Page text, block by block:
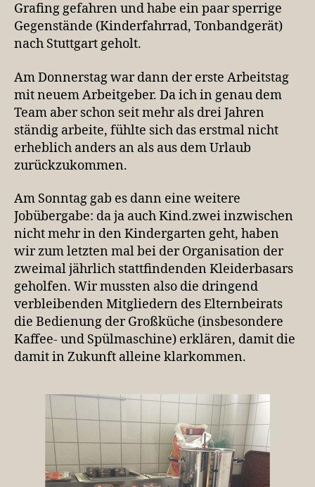
Grafing gefahren und habe ein paar sperrige
Gegenstände (Kinderfahrrad, Tonbandgerät)
nach Stuttgart geholt.
Am Donnerstag war dann der erste Arbeitstag
mit neuem Arbeitgeber. Da ich in genau dem
Team aber schon seit mehr als drei Jahren
ständig arbeite, fühlte sich das erstmal nicht
erheblich anders an als aus dem Urlaub
zurückzukommen.
Am Sonntag gab es dann eine weitere
Jobübergabe: da ja auch Kind.zwei inzwischen
nicht mehr in den Kindergarten geht, haben
wir zum letzten mal bei der Organisation der
zweimal jährlich stattfindenden Kleiderbasars
geholfen. Wir mussten also die dringend
verbleibenden Mitgliedern des Elternbeirats
die Bedienung der Großküche (insbesondere
Kaffee- und Spülmaschine) erklären, damit die
damit in Zukunft alleine klarkommen.